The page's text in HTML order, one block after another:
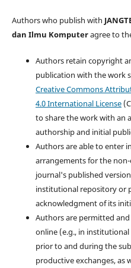
Authors who publish with
dan Ilmu Komputeragree to
Authors retain copyright
publication with the work
Creative Commons
4.0 International License
to share the work with an
authorship and initial
Authors are able to enter
arrangements for the
journal's published
institutional repository or
acknowledgment of its
Authors are permitted
online (e.g., in
prior to and during the
productive exchanges, as